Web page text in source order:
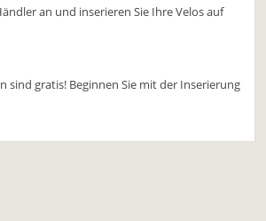
an und inserieren Sie Ihre Velos auf
sind gratis! Beginnen Sie mit der Inserierung